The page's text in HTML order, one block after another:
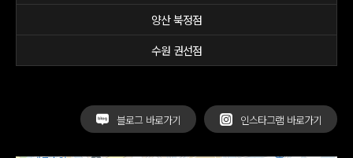
양산 북정점
수원 권선점
인스타그램 바로가기
블로그 바로가기